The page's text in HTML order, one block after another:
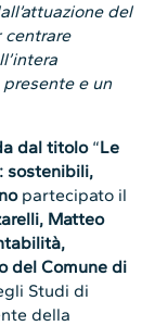
del
centrare
e un
dal titolo “Le
sostenibili,
partecipato il
, Matteo
del Comune di
Studi di
della